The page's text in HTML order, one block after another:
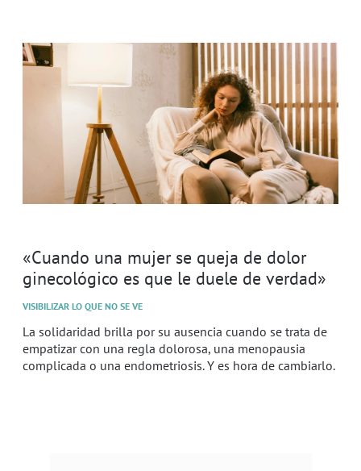
«Cuando una mujer se queja de dolor
ginecológico es que le duele de verdad»
VISIBILIZAR LO QUE NO SE VE
La solidaridad brilla por su ausencia cuando se trata de
empatizar con una regla dolorosa, una menopausia
complicada o una endometriosis. Y es hora de cambiarlo.